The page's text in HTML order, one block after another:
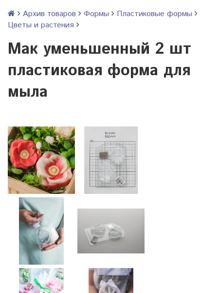
Архив товаров Формы
Пластиковые формы
Цветы и растения
Мак уменьшенный 2 шт
пластиковая форма для
мыла